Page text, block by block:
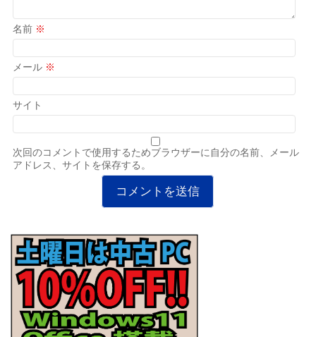
名前 ※
メール ※
サイト
次回のコメントで使用するためブラウザーに自分の名前、メール
アドレス、サイトを保存する。